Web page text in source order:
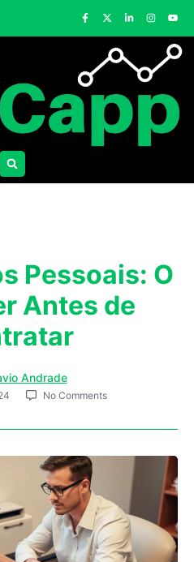
Pessoais: O
Antes de
Andrade
No Comments